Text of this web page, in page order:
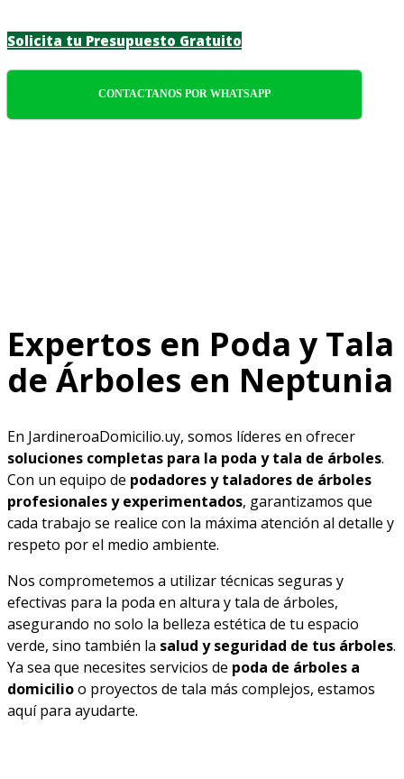
Solicita tu Presupuesto Gratuito
CONTACTANOS POR WHATSAPP
Expertos en Poda y Tala
de Árboles en Neptunia
En JardineroaDomicilio.uy, somos líderes en ofrecer
soluciones completas para la poda y tala de árboles.
Con un equipo de podadores y taladores de árboles
profesionales y experimentados, garantizamos que
cada trabajo se realice con la máxima atención al detalle y
respeto por el medio ambiente.
Nos comprometemos a utilizar técnicas seguras y
efectivas para la poda en altura y tala de árboles,
asegurando no solo la belleza estética de tu espacio
verde, sino también la salud y seguridad de tus árboles.
Ya sea que necesites servicios de poda de árboles a
domicilioo proyectos de tala más complejos, estamos
aquí para ayudarte.